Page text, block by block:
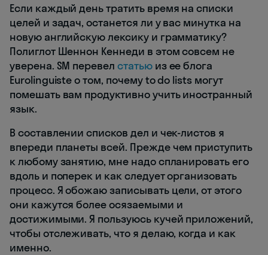
Если каждый день тратить время на списки
целей и задач, останется ли у вас минутка на
новую английскую лексику и грамматику?
Полиглот Шеннон Кеннеди в этом совсем не
уверена. SM перевел статьюиз ее блога
Eurolinguiste о том, почему to do lists могут
помешать вам продуктивно учить иностранный
язык.
В составлении списков дел и чек-листов я
впереди планеты всей. Прежде чем приступить
к любому занятию, мне надо спланировать его
вдоль и поперек и как следует организовать
процесс. Я обожаю записывать цели, от этого
они кажутся более осязаемыми и
достижимыми. Я пользуюсь кучей приложений,
чтобы отслеживать, что я делаю, когда и как
именно.